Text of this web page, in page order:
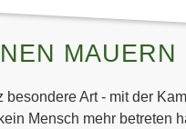
MAUERN
Art - mit der
Mensch mehr betreten